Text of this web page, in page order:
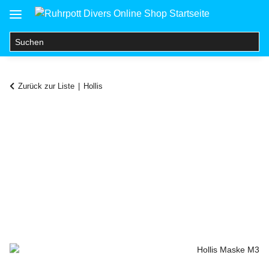
Zurück zur Liste Hollis